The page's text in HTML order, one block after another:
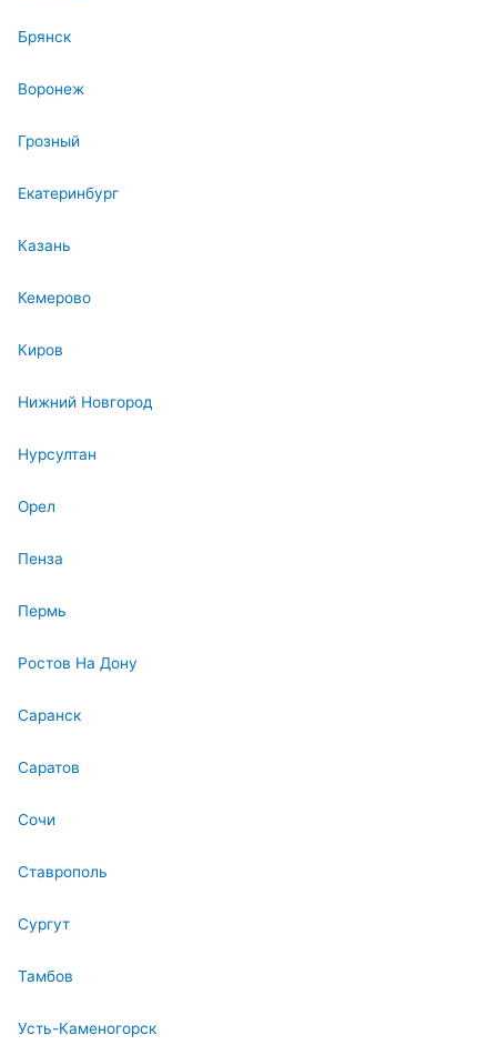
Брянск
Воронеж
Грозный
Екатеринбург
Казань
Кемерово
Киров
Нижний Новгород
Нурсултан
Орел
Пенза
Пермь
Ростов На Дону
Саранск
Саратов
Сочи
Ставрополь
Сургут
Тамбов
Усть-Каменогорск